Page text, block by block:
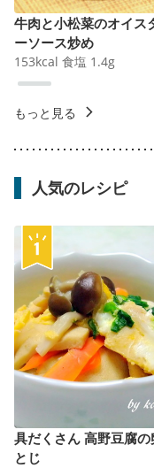
牛肉と小松菜のオイス
ーソース炒め
153kcal 食塩 1.4g
もっと見る
人気のレシピ
具だくさん 高野豆腐の
とじ